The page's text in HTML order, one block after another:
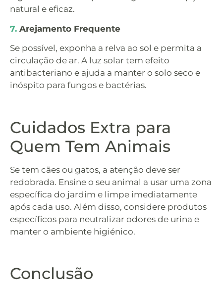
natural e eficaz.
7. Arejamento Frequente
Se possível, exponha a relva ao sol e permita a
circulação de ar. A luz solar tem efeito
antibacteriano e ajuda a manter o solo seco e
inóspito para fungos e bactérias.
Cuidados Extra para
Quem Tem Animais
Se tem cães ou gatos, a atenção deve ser
redobrada. Ensine o seu animal a usar uma zona
específica do jardim e limpe imediatamente
após cada uso. Além disso, considere produtos
específicos para neutralizar odores de urina e
manter o ambiente higiénico.
Conclusão